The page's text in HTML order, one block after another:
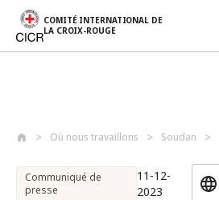
COMITÉ INTERNATIONAL DE
LA CROIX-ROUGE
Où nous travaillons Soudan
Communiqué de
presse
11-12-
2023